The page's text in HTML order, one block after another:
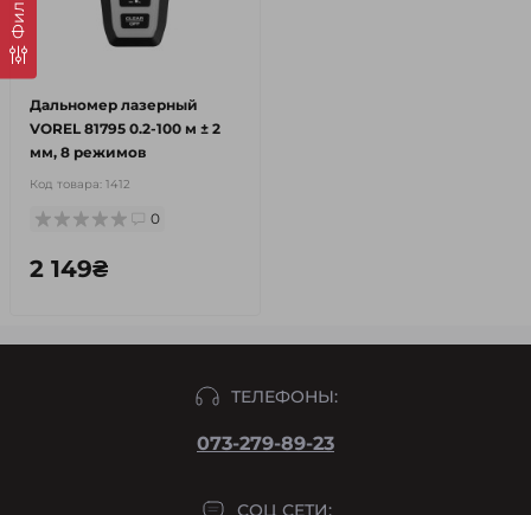
Дальномер лазерный
VOREL 81795 0.2-100 м ± 2
мм, 8 режимов
Код товара: 1412
0
2 149₴
ТЕЛЕФОНЫ:
073-279-89-23
СОЦ СЕТИ: